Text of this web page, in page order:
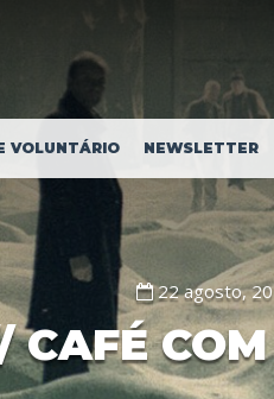
VOLUNTÁRIO NEWSLETTER
22 agosto,